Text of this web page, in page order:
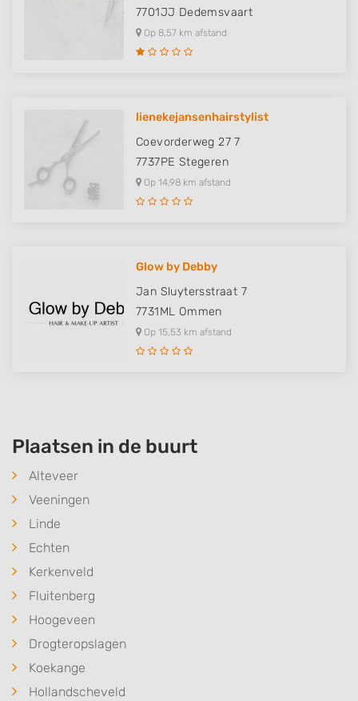
7701JJ Dedemsvaart
Op 8,57 km afstand
lienekejansenhairstylist
Coevorderweg 27 7
7737PE Stegeren
Op 14,98 km afstand
Glow by Debby
Jan Sluytersstraat 7
7731ML Ommen
Op 15,53 km afstand
Plaatsen in de buurt
Alteveer
Veeningen
Linde
Echten
Kerkenveld
Fluitenberg
Hoogeveen
Drogteropslagen
Koekange
Hollandscheveld